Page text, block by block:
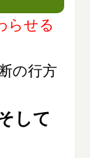
らせる
の行方
して